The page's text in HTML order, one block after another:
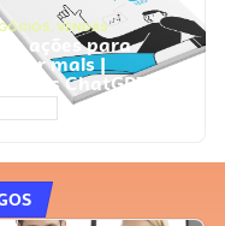
, VENDAS
ações para
mais |
ChatGPT